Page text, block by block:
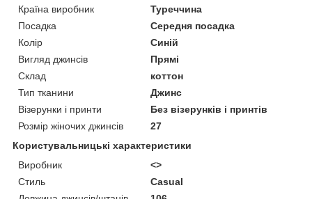
Країна виробник
Туреччина
Посадка
Середня посадка
Колір
Синій
Вигляд джинсів
Прямі
Склад
коттон
Тип тканини
Джинс
Візерунки і принти
Без візерунків і принтів
Розмір жіночих джинсів
27
Користувальницькі характеристики
Виробник
<>
Стиль
Casual